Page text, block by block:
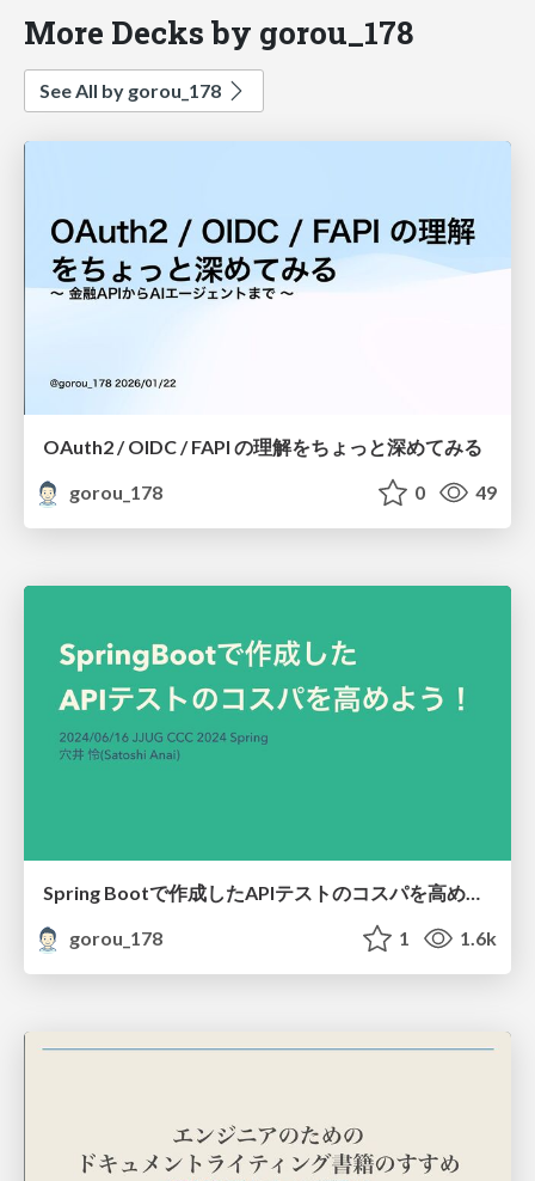
More Decks by gorou_178
See All by gorou_178
OAuth2 / OIDC / FAPI の理解をちょっと深めてみる
gorou_178
0 49
gorou_178
1 1.6k